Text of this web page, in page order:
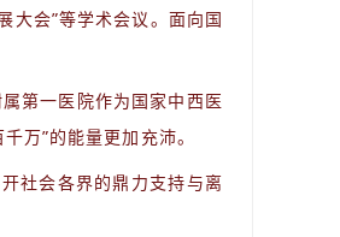
大会”等学术会议。面向国
第一医院作为国家中西医
万”的能量更加充沛。
社会各界的鼎力支持与离